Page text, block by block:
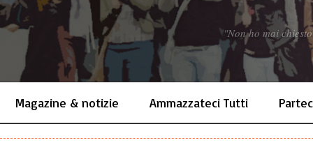
"Non ho mai
Magazine & notizie Ammazzateci Tutti